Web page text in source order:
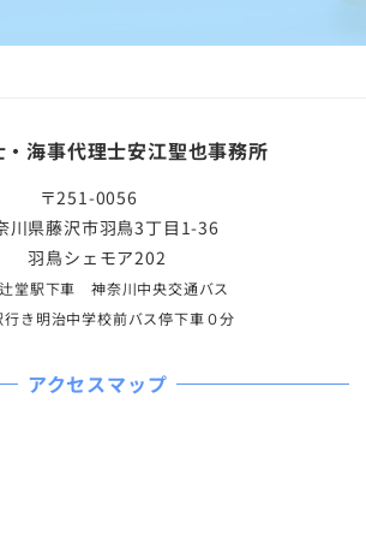
海事代理士安江聖也事務所
〒251-0056
川県藤沢市羽鳥3丁目1-36
羽鳥シェモア202
堂駅下車 神奈川中央交通バス
行き明治中学校前バス停下車０分
アクセスマップ